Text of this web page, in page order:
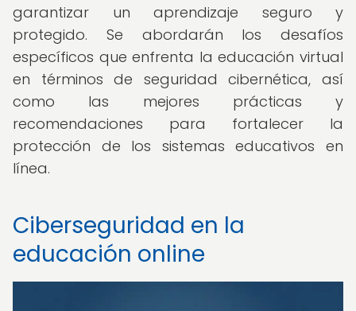
garantizar un aprendizaje seguro y
protegido. Se abordarán los desafíos
específicos que enfrenta la educación virtual
en términos de seguridad cibernética, así
como las mejores prácticas y
recomendaciones para fortalecer la
protección de los sistemas educativos en
línea.
Ciberseguridad en la
educación online